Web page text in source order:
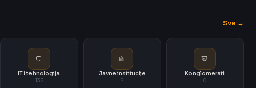
Sve →
IT i tehnologija
135
Javne institucije
2
Konglomerati
0